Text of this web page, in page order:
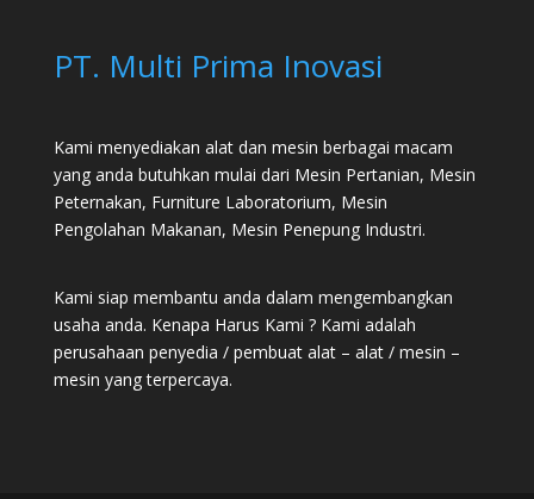
PT. Multi Prima Inovasi
Kami menyediakan alat dan mesin berbagai macam
yang anda butuhkan mulai dari Mesin Pertanian, Mesin
Peternakan, Furniture Laboratorium, Mesin
Pengolahan Makanan, Mesin Penepung Industri.
Kami siap membantu anda dalam mengembangkan
usaha anda. Kenapa Harus Kami ? Kami adalah
perusahaan penyedia / pembuat alat – alat / mesin –
mesin yang terpercaya.